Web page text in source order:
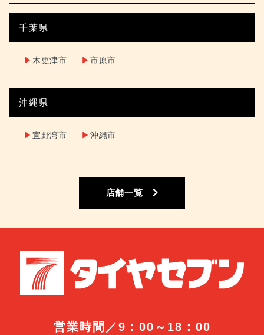
千葉県
▶︎ 木更津市 ▶︎ 市原市
沖縄県
▶︎ 宜野湾市 ▶︎ 沖縄市
店舗一覧
営業時間／9：00～18：00